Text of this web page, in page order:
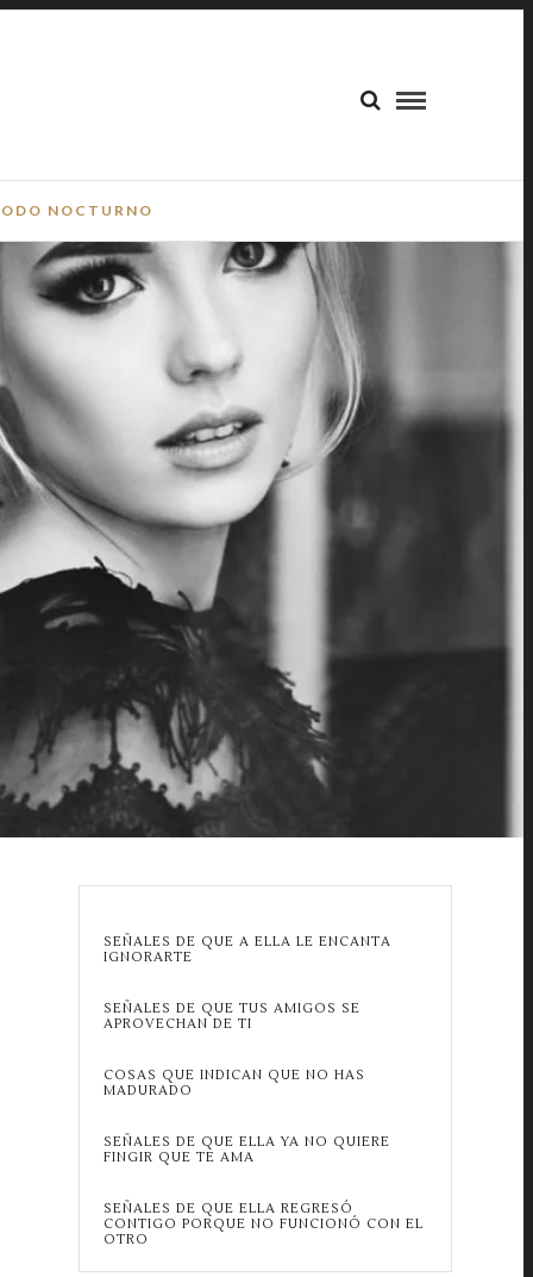
NOCTURNO
SEÑALES DE QUE A ELLA LE ENCANTA
IGNORARTE
SEÑALES DE QUE TUS AMIGOS SE
APROVECHAN DE TI
COSAS QUE INDICAN QUE NO HAS
MADURADO
SEÑALES DE QUE ELLA YA NO QUIERE
FINGIR QUE TE AMA
SEÑALES DE QUE ELLA REGRESÓ
CONTIGO PORQUE NO FUNCIONÓ CON EL
OTRO